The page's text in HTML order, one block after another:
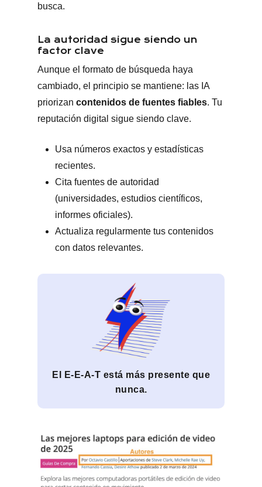
busca.
La autoridad sigue siendo un
factor clave
Aunque el formato de búsqueda haya
cambiado, el principio se mantiene: las IA
priorizan contenidos de fuentes fiables. Tu
reputación digital sigue siendo clave.
Usa números exactos y estadísticas
recientes.
Cita fuentes de autoridad
(universidades, estudios científicos,
informes oficiales).
Actualiza regularmente tus contenidos
con datos relevantes.
El E-E-A-T está más presente que
nunca.